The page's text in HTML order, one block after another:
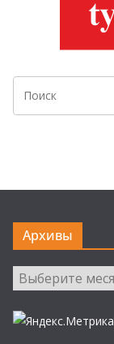
Архивы
Архивы